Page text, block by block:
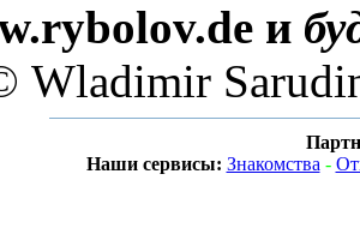
и
Wladimir
Наши сервисы: Знакомства -